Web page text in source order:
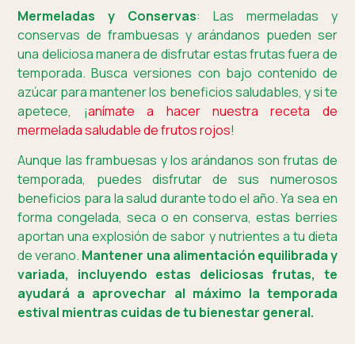
Mermeladas y Conservas: Las mermeladas y
conservas de frambuesas y arándanos pueden ser
una deliciosa manera de disfrutar estas frutas fuera de
temporada. Busca versiones con bajo contenido de
azúcar para mantener los beneficios saludables, y si te
apetece, ¡anímate a hacer nuestra receta de
mermelada saludable de frutos rojos!
Aunque las frambuesas y los arándanos son frutas de
temporada, puedes disfrutar de sus numerosos
beneficios para la salud durante todo el año. Ya sea en
forma congelada, seca o en conserva, estas berries
aportan una explosión de sabor y nutrientes a tu dieta
de verano. Mantener una alimentación equilibrada y
variada, incluyendo estas deliciosas frutas, te
ayudará a aprovechar al máximo la temporada
estival mientras cuidas de tu bienestar general.